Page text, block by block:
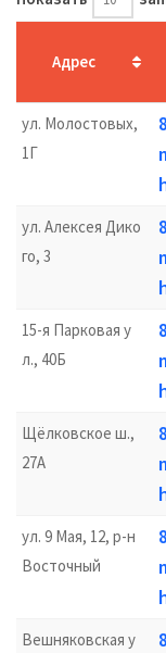
Адрес
ул. Молостовых,
1Г
ул. Алексея Дико
го, 3
15-я Парковая у
л., 40Б
Щёлковское ш.,
27А
ул. 9 Мая, 12, р-н
Восточный
Вешняковская у